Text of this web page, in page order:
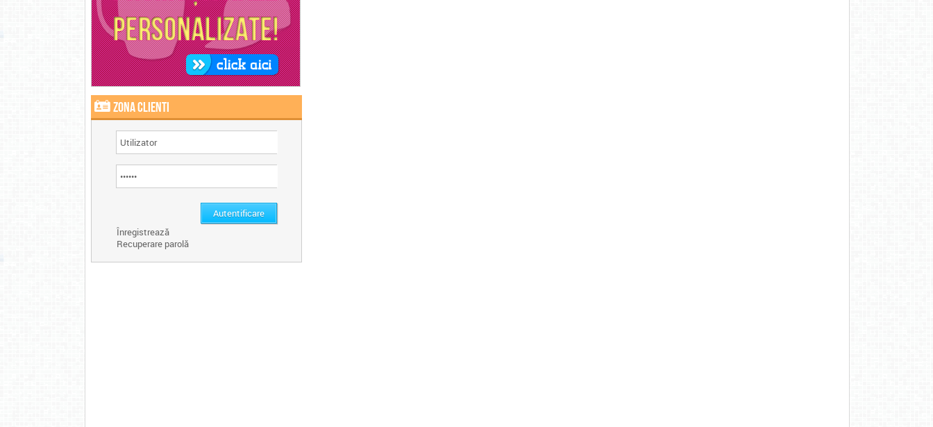
Zona clienti
Înregistrează
Recuperare parolă